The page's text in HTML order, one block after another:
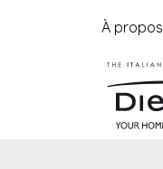
À propos